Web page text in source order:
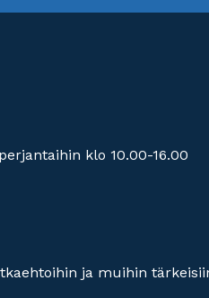
klo 10.00-16.00
ja muihin